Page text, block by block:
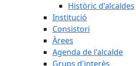
Històric d'alcaldes
Institució
Consistori
Àrees
Agenda de l'alcalde
Grups d'interès